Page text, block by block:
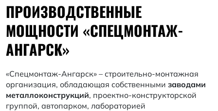
ПРОИЗВОДСТВЕННЫЕ
МОЩНОСТИ «СПЕЦМОНТАЖ-
АНГАРСК»
«Спецмонтаж-Ангарск» – строительно-монтажная
организация, обладающая собственными заводами
металлоконструкций, проектно-конструкторской
группой, автопарком, лабораторией